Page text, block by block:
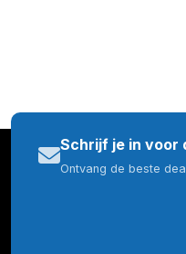
Schrijf je in voor
Ontvang de beste